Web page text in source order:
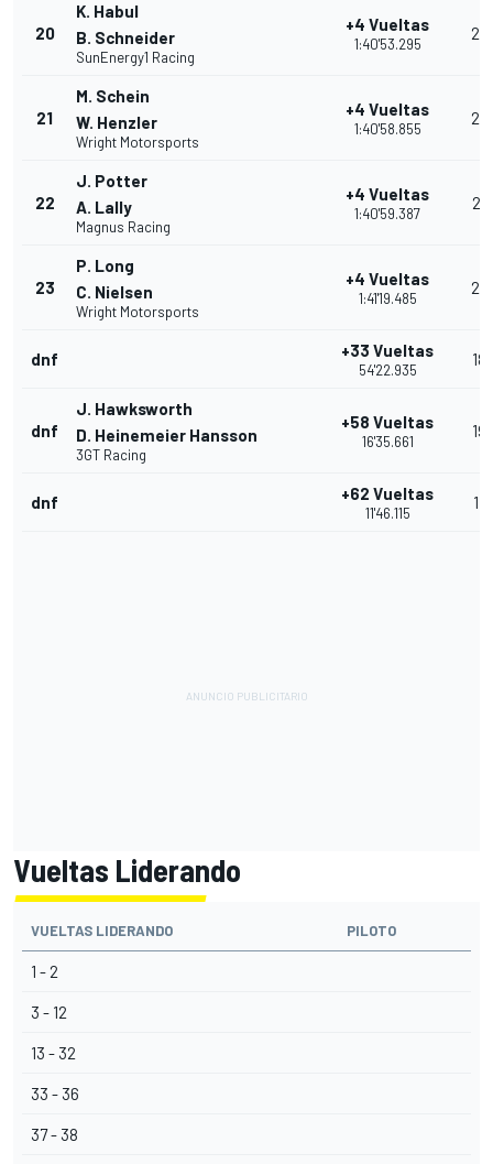
20
K. Habul
B. Schneider
SunEnergy1 Racing
+4 Vueltas
1:40'53.295
23
21
M. Schein
W. Henzler
Wright Motorsports
+4 Vueltas
1:40'58.855
22
22
J. Potter
A. Lally
Magnus Racing
+4 Vueltas
1:40'59.387
21
23
P. Long
C. Nielsen
Wright Motorsports
+4 Vueltas
1:41'19.485
20
dnf +33 Vueltas
54'22.935
18
dnf
J. Hawksworth
D. Heinemeier Hansson
3GT Racing
+58 Vueltas
16'35.661
19
dnf +62 Vueltas
11'46.115
17
Vueltas Liderando
VUELTAS LIDERANDO PILOTO
1 - 2
3 - 12
13 - 32
33 - 36
37 - 38